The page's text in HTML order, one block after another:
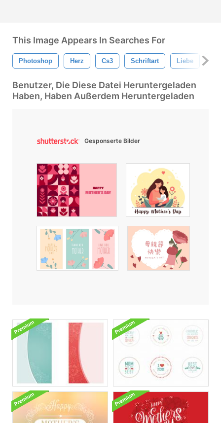
This Image Appears In Searches For
Photoshop Herz Cs3 Schriftart Liebe
Benutzer, Die Diese Datei Heruntergeladen
Haben, Haben Außerdem Heruntergeladen
Gesponserte Bilder